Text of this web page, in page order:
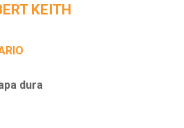
KEITH
dura